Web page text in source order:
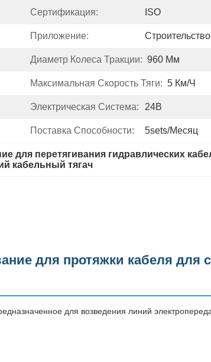
Сертификация: ISO
Приложение:
Диаметр Колеса Тракции: 960 Мм
Максимальная Скорость Тяги: 5 Км/ч
Электрическая Система: 24В
Поставка Способности: 5sets/месяц
для перетягивания гидравлических
кабельный тягач
для протяжки кабеля для
для возведения линий